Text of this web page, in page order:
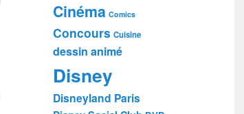
Cinéma Comics
Concours Cuisine
dessin animé
Disney
Disneyland Paris